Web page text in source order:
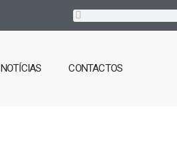
NOTÍCIAS CONTACTOS